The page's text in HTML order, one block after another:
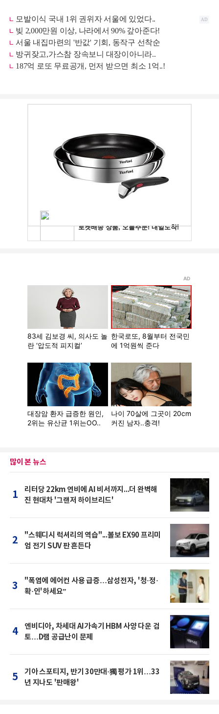
많이 본 뉴스
1
리터당 22km 연비에 AI 비서까지...더 완벽해
진 현대차 '그랜저 하이브리드'
2
"스웨디시 럭셔리의 역습"...볼보 EX90 프리미
엄 전기 SUV 판 흔든다
3
"폭염에 에어컨 사용 급증…삼성전자, '청·정·
확·인'하세요”
4
엔비디아, 차세대 AI가속기 HBM 사양 다운 검
토…D램 공급난이 문제
5
기아 스포티지, 반기 30만대·獨 평가 1위…33
년 지나도 '판매왕'